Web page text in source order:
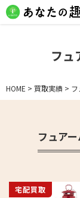
フュ
HOME > 買取実績 > フ
フュア
宅配買取